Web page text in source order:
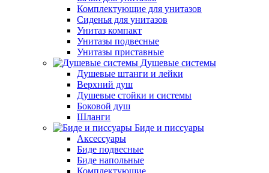
Комплектующие для унитазов
Сиденья для унитазов
Унитаз компакт
Унитазы подвесные
Унитазы приставные
Душевые системы
Душевые штанги и лейки
Верхний душ
Душевые стойки и системы
Боковой душ
Шланги
Биде и писсуары
Аксессуары
Биде подвесные
Биде напольные
Комплектующие